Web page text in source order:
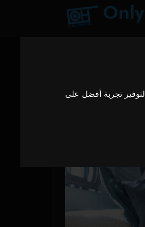
لتوفير تجربة أفضل على